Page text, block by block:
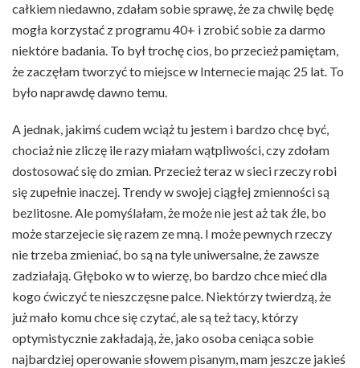
całkiem niedawno, zdałam sobie sprawę, że za chwilę będę
mogła korzystać z programu 40+ i zrobić sobie za darmo
niektóre badania. To był trochę cios, bo przecież pamiętam,
że zaczęłam tworzyć to miejsce w Internecie mając 25 lat. To
było naprawdę dawno temu.
A jednak, jakimś cudem wciąż tu jestem i bardzo chcę być,
chociaż nie zliczę ile razy miałam wątpliwości, czy zdołam
dostosować się do zmian. Przecież teraz w sieci rzeczy robi
się zupełnie inaczej. Trendy w swojej ciągłej zmienności są
bezlitosne. Ale pomyślałam, że może nie jest aż tak źle, bo
może starzejecie się razem ze mną. I może pewnych rzeczy
nie trzeba zmieniać, bo są na tyle uniwersalne, że zawsze
zadziałają. Głęboko w to wierzę, bo bardzo chce mieć dla
kogo ćwiczyć te nieszczęsne palce. Niektórzy twierdzą, że
już mało komu chce się czytać, ale są też tacy, którzy
optymistycznie zakładają, że, jako osoba ceniąca sobie
najbardziej operowanie słowem pisanym, mam jeszcze jakieś